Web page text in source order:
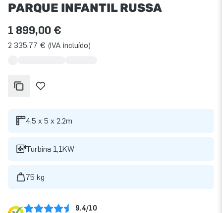
PARQUE INFANTIL RUSSA
1 899,00 €
2 335,77 € (IVA incluído)
4.5 x 5 x 2.2m
Turbina 1,1KW
75 kg
9.4/10